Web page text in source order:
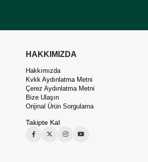
HAKKIMIZDA
Hakkımızda
Kvkk Aydınlatma Metni
Çerez Aydınlatma Metni
Bize Ulaşın
Orijinal Ürün Sorgulama
Takipte Kal